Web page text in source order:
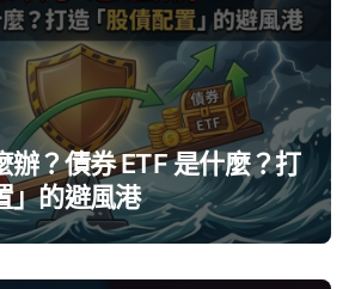
辦？債券 ETF 是什麼？打
」的避風港